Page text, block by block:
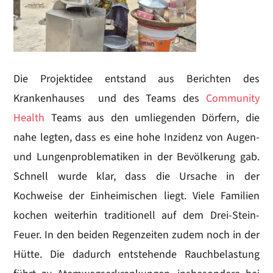
Die Projektidee entstand aus Berichten des
Krankenhauses und des Teams des Community
Health Teams aus den umliegenden Dörfern, die
nahe legten, dass es eine hohe Inzidenz von Augen-
und Lungenproblematiken in der Bevölkerung gab.
Schnell wurde klar, dass die Ursache in der
Kochweise der Einheimischen liegt. Viele Familien
kochen weiterhin traditionell auf dem Drei-Stein-
Feuer. In den beiden Regenzeiten zudem noch in der
Hütte. Die dadurch entstehende Rauchbelastung